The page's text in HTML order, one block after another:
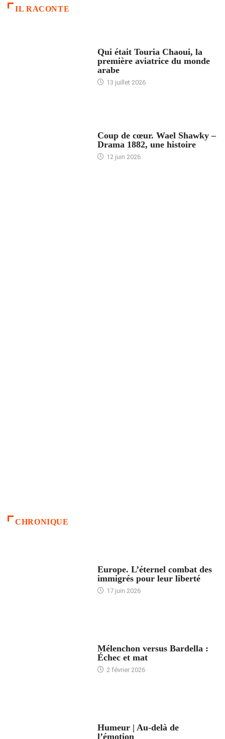
IL RACONTE
Qui était Touria Chaoui, la
première aviatrice du monde
arabe
13 juillet 2026
Coup de cœur. Wael Shawky –
Drama 1882, une histoire
12 juin 2026
CHRONIQUE
Europe. L’éternel combat des
immigrés pour leur liberté
17 juin 2026
Mélenchon versus Bardella :
Échec et mat
2 février 2026
Humeur | Au-delà de
l’émotion